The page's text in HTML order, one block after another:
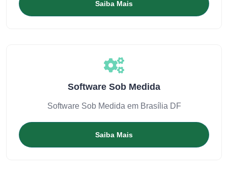
Saiba Mais
Software Sob Medida
Software Sob Medida em Brasília DF
Saiba Mais